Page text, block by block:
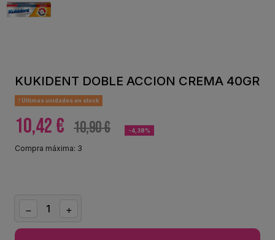
KUKIDENT DOBLE ACCION CREMA 40GR
Últimas unidades en stock
10,42 € 10,90 € -4,38%
Compra máxima: 3